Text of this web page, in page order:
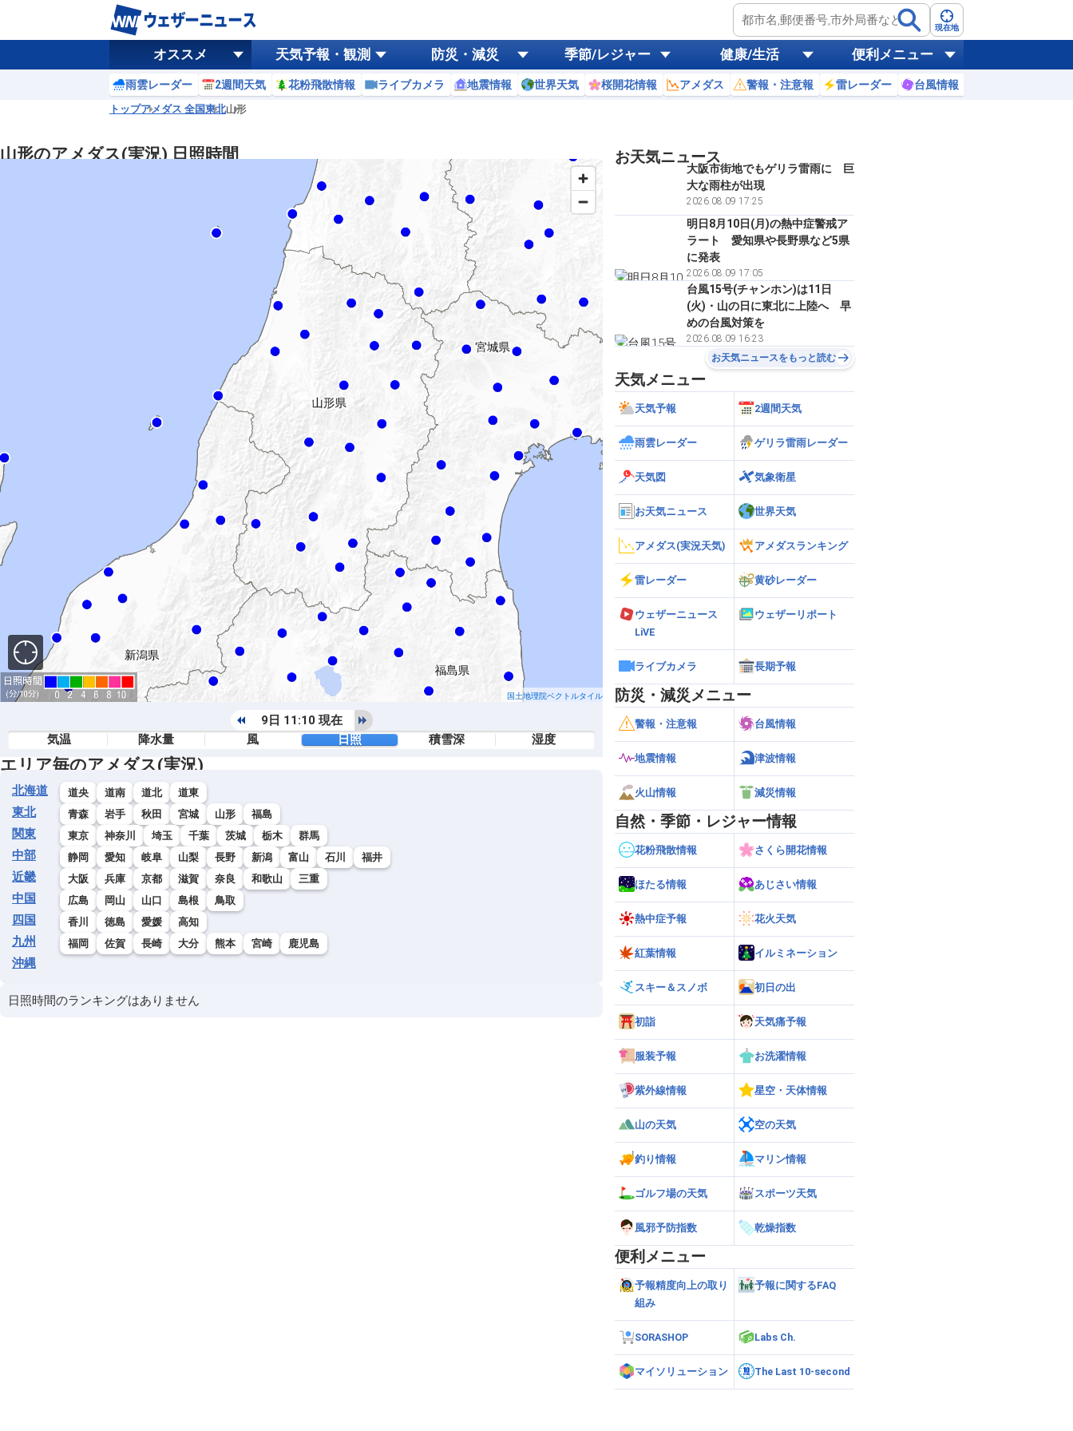
現在地
オススメ 天気予報・観測 防災・減災 季節/レジャー 健康/生活 便利メニュー
雨雲レーダー 2週間天気 花粉飛散情報 ライブカメラ 地震情報 世界天気 桜開花情報 アメダス 警報・注意報 雷レーダー 台風情報
トップアメダス 全国東北山形
山形のアメダス(実況) 日照時間
国土地理院ベクトルタイル
9日 11:10 現在
気温
降水量 風 日照 積雪深 湿度
エリア毎のアメダス(実況)
北海道 道央 道南 道北 道東
東北 青森 岩手 秋田 宮城 山形 福島
関東 東京 神奈川 埼玉 千葉 茨城 栃木 群馬
中部 静岡 愛知 岐阜 山梨 長野 新潟 富山 石川 福井
近畿 大阪 兵庫 京都 滋賀 奈良 和歌山 三重
中国 広島 岡山 山口 島根 鳥取
四国 香川 徳島 愛媛 高知
九州 福岡 佐賀 長崎 大分 熊本 宮崎 鹿児島
沖縄
日照時間のランキングはありません
お天気ニュース
大阪市街地でもゲリラ雷雨に 巨
大な雨柱が出現
2026.08.09 17:25
明日8月10日(月)の熱中症警戒ア
ラート 愛知県や長野県など5県
に発表
2026.08.09 17:05
台風15号(チャンホン)は11日
(火)・山の日に東北に上陸へ 早
めの台風対策を
2026.08.09 16:23
お天気ニュースをもっと読む
天気メニュー
天気予報 2週間天気
雨雲レーダー ゲリラ雷雨レーダー
天気図 気象衛星
お天気ニュース 世界天気
アメダス(実況天気) アメダスランキング
雷レーダー 黄砂レーダー
ウェザーニュース
LiVE
ウェザーリポート
ライブカメラ 長期予報
防災・減災メニュー
警報・注意報 台風情報
地震情報 津波情報
火山情報 減災情報
自然・季節・レジャー情報
花粉飛散情報 さくら開花情報
ほたる情報 あじさい情報
熱中症予報 花火天気
紅葉情報 イルミネーション
スキー＆スノボ 初日の出
初詣 天気痛予報
服装予報 お洗濯情報
紫外線情報 星空・天体情報
山の天気 空の天気
釣り情報 マリン情報
ゴルフ場の天気 スポーツ天気
風邪予防指数 乾燥指数
便利メニュー
予報精度向上の取り
組み
予報に関するFAQ
SORASHOP Labs Ch.
マイソリューション The Last 10-second